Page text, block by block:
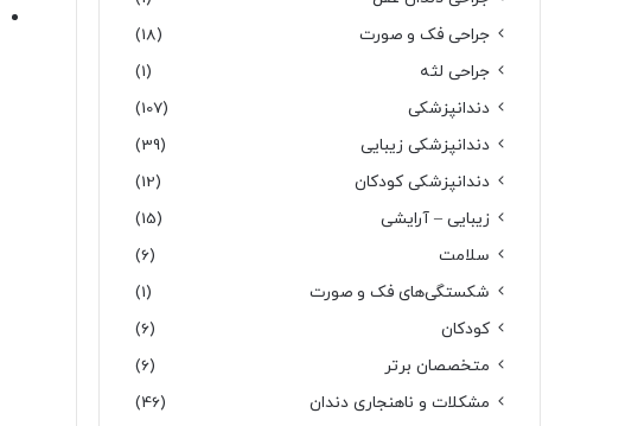
جراحی فک و صورت
(18)
جراحی لثه
(1)
دندانپزشکی
(107)
دندانپزشکی زیبایی
(39)
دندانپزشکی کودکان
(12)
زیبایی – آرایشی
(15)
سلامت
(6)
شکستگی‌های فک و صورت
(1)
کودکان
(6)
متخصصان برتر
(6)
مشکلات و ناهنجاری دندان
(46)